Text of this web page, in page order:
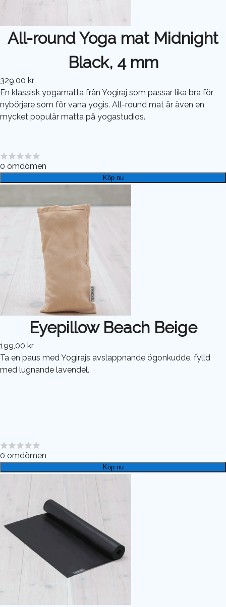
All-round Yoga mat Midnight
Black, 4 mm
329,00 kr
En klassisk yogamatta från Yogiraj som passar lika bra för
nybörjare som för vana yogis. All-round mat är även en
mycket populär matta på yogastudios.
0 omdömen
Köp nu
Eyepillow Beach Beige
199,00 kr
Ta en paus med Yogirajs avslappnande ögonkudde, fylld
med lugnande lavendel.
0 omdömen
Köp nu